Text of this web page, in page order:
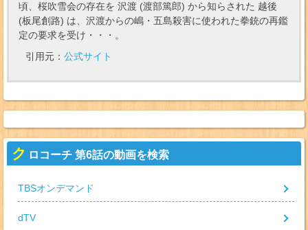
頃、桜吹雪会の存在を 沢渡 (渡部篤郎) から知らされた 越後
(板尾創路) は、沢渡からの嶋・五島殺害に使われた拳銃の再鑑
定の要求を受け・・・。
引用元： 公式サイト
ク ロコーチ 第6話の動画を検索
TBSオンデマンド
dTV